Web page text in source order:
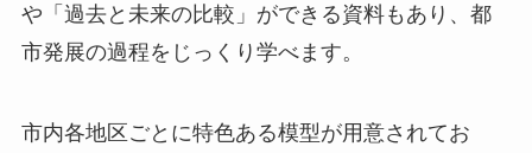
や「過去と未来の比較」ができる資料もあり、都
市発展の過程をじっくり学べます。
市内各地区ごとに特色ある模型が用意されてお